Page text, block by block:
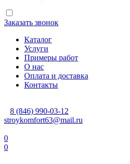
Заказать звонок
Каталог
Услуги
Примеры работ
О нас
Оплата и доставка
Контакты
8 (846) 990-03-12
stroykomfort63@mail.ru
0
0